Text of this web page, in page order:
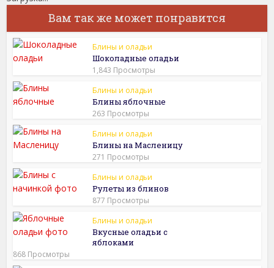
Вам так же может понравится
Блины и оладьи
Шоколадные оладьи
1,843 Просмотры
Блины и оладьи
Блины яблочные
263 Просмотры
Блины и оладьи
Блины на Масленицу
271 Просмотры
Блины и оладьи
Рулеты из блинов
877 Просмотры
Блины и оладьи
Вкусные оладьи с
яблоками
868 Просмотры